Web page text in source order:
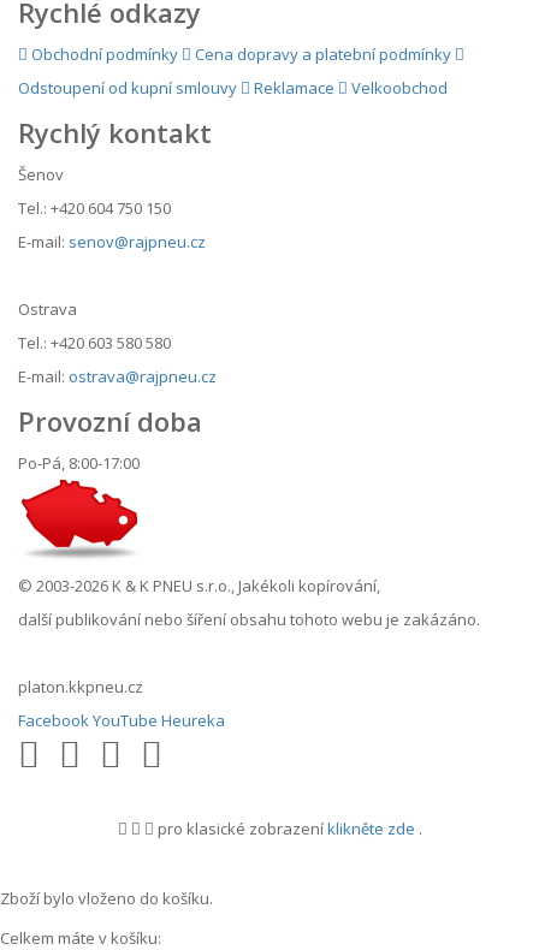
Rychlé odkazy
Obchodní podmínky
Cena dopravy a platební podmínky
Odstoupení od kupní smlouvy
Reklamace Velkoobchod
Rychlý kontakt
Šenov
Tel.: +420 604 750 150
E-mail: senov@rajpneu.cz
Ostrava
Tel.: +420 603 580 580
E-mail: ostrava@rajpneu.cz
Provozní doba
Po-Pá, 8:00-17:00
© 2003-2026 K & K PNEU s.r.o., Jakékoli kopírování,
další publikování nebo šíření obsahu tohoto webu je zakázáno.
platon.kkpneu.cz
FacebookYouTube Heureka
pro klasické zobrazeníklikněte zde .
Zboží bylo vloženo do košíku.
Celkem máte v košíku: